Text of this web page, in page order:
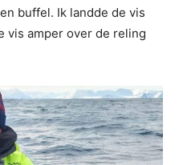
buffel. Ik landde de vis
vis amper over de reling